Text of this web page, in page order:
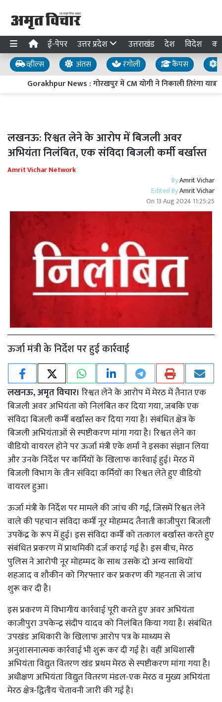
ई-पेपर उत्तर प्रदेश उत्तराखंड देश विदेश
व्हील्स अंतस रंगोली कैंपस
Gorakhpur News : गोरखपुर में CM योगी ने निकाली तिरंगा
लखनऊ: रिश्वत लेने के आरोप में बिजली अवर
अभियंता निलंबित, एक संविदा बिजली कर्मी बर्खास्त
Amrit Vichar Network
ByAmrit Vichar
Edited ByAmrit Vichar
On 13 Aug 2024 11:25:25
ऊर्जा मंत्री के निर्देश पर हुई कार्रवाई
लखनऊ, अमृत विचार। रिश्वत लेने के आरोप में मेरठ में तैनात एक
बिजली अवर अभियंता को निलंबित कर दिया गया, जबकि एक
संविदा बिजली कर्मी बर्खास्त कर दिया गया है। संबंधित क्षेत्र के
बिजली अभियंताओं से स्पष्टीकरण मांगा गया है। रिश्वत लेने का
वीडियो वायरल होने पर ऊर्जा मंत्री एके शर्मा ने इसका संज्ञान लिया
और उनके निर्देश पर कर्मियों के खिलाफ कार्रवाई हुई। मेरठ में
बिजली विभाग के तीन संविदा कर्मियों का रिश्वत लेते हुए वीडियो
वायरल हुआ।
ऊर्जा मंत्री के निर्देश पर मामले की जांच की गई, जिसमें रिश्वत लेने
वाले की पहचान संविदा कर्मी नूर मोहम्मद तैनाती काजीपुरा बिजली
उपकेंद्र के रूप में हुई। इस संविदा कर्मी को तत्काल बर्खास्त करते हुए
संबंधित प्रकरण में प्राथमिकी दर्ज कराई गई है। इस बीच, मेरठ
पुलिस ने आरोपी नूर मोहम्मद के साथ उसके दो अन्य साथियों
शहजाद व शौकीन को गिरफ्तार कर प्रकरण की गहनता से जांच
शुरू कर दी है।
इस प्रकरण में विभागीय कार्रवाई पूरी करते हुए अवर अभियंता
काजीपुरा उपकेन्द्र संदीप यादव को निलंबित किया गया है। संबंधित
उपखंड अधिकारी के खिलाफ आरोप पत्र के माध्यम से
अनुशासनात्मक कार्रवाई भी शुरू कर दी गई है। वहीं अधिशासी
अभियंता विद्युत वितरण खंड प्रथम मेरठ से स्पष्टीकरण मांगा गया है।
अधीक्षण अभियंता विद्युत वितरण मंडल-एक मेरठ व मुख्य अभियंता
मेरठ क्षेत्र-द्वितीय चेतावनी जारी की गई है।